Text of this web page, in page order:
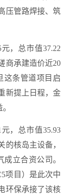
压管路焊接、筑
，总市值37.22
商承建造价近20
这条管道项目启
新提上日程，金
，总市值35.93
的核岛主设备，
立合资公司。
项目）是此次中
环保承接了该核